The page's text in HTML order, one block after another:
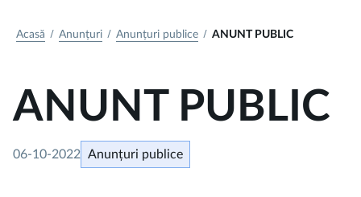
Acasă Anunțuri Anunțuri publice ANUNT PUBLIC
ANUNT PUBLIC
06-10-2022 Anunțuri publice